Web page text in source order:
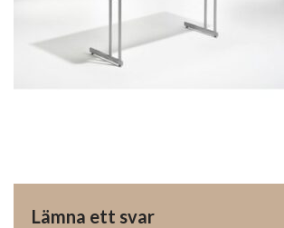
Lämna ett svar